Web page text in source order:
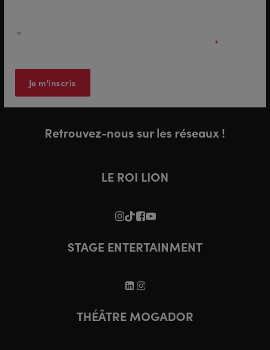
*
Retrouvez-nous sur les réseaux !
LE ROI LION
STAGE ENTERTAINMENT
THÉÂTRE MOGADOR